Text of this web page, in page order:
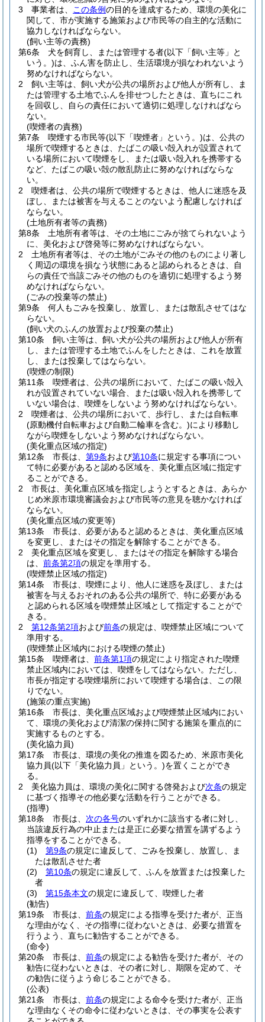
3
事業者は、 この条例の目的を達成するため、環境の美化に
関して、市が実施する施策および市民等の自主的な活動に
協力しなければならない。
(飼い主等の責務)
第6条
犬を飼育し、または管理する者(以下「飼い主等」と
いう。)は、ふん害を防止し、生活環境が損なわれないよう
努めなければならない。
2
飼い主等は、飼い犬が公共の場所および他人が所有し、ま
たは管理する土地でふんを排せつしたときは、直ちにこれ
を回収し、自らの責任において適切に処理しなければなら
ない。
(喫煙者の責務)
第7条
喫煙する市民等(以下「喫煙者」という。)は、公共の
場所で喫煙するときは、たばこの吸い殻入れが設置されて
いる場所において喫煙をし、または吸い殻入れを携帯する
など、たばこの吸い殻の散乱防止に努めなければならな
い。
2
喫煙者は、公共の場所で喫煙するときは、他人に迷惑を及
ぼし、または被害を与えることのないよう配慮しなければ
ならない。
(土地所有者等の責務)
第8条
土地所有者等は、その土地にごみが捨てられないよう
に、美化および啓発等に努めなければならない。
2
土地所有者等は、その土地がごみその他のものにより著し
く周辺の環境を損なう状態にあると認められるときは、自
らの責任で当該ごみその他のものを適切に処理するよう努
めなければならない。
(ごみの投棄等の禁止)
第9条
何人もごみを投棄し、放置し、または散乱させてはな
らない。
(飼い犬のふんの放置および投棄の禁止)
第10条
飼い主等は、飼い犬が公共の場所および他人が所有
し、または管理する土地でふんをしたときは、これを放置
し、または投棄してはならない。
(喫煙の制限)
第11条
喫煙者は、公共の場所において、たばこの吸い殻入
れが設置されていない場合、または吸い殻入れを携帯して
いない場合は、喫煙をしないよう努めなければならない。
2
喫煙者は、公共の場所において、歩行し、または自転車
(原動機付自転車および自動二輪車を含む。)により移動し
ながら喫煙をしないよう努めなければならない。
(美化重点区域の指定)
第12条
市長は、 第9条および第10条に規定する事項につい
て特に必要があると認める区域を、美化重点区域に指定す
ることができる。
2
市長は、美化重点区域を指定しようとするときは、あらか
じめ米原市環境審議会および市民等の意見を聴かなければ
ならない。
(美化重点区域の変更等)
第13条
市長は、必要があると認めるときは、美化重点区域
を変更し、またはその指定を解除することができる。
2
美化重点区域を変更し、またはその指定を解除する場合
は、 前条第2項の規定を準用する。
(喫煙禁止区域の指定)
第14条
市長は、喫煙により、他人に迷惑を及ぼし、または
被害を与えるおそれのある公共の場所で、特に必要がある
と認められる区域を喫煙禁止区域として指定することがで
きる。
2
第12条第2項および前条の規定は、喫煙禁止区域について
準用する。
(喫煙禁止区域内における喫煙の禁止)
第15条
喫煙者は、 前条第1項の規定により指定された喫煙
禁止区域内においては、喫煙をしてはならない。 ただし、
市長が指定する喫煙場所において喫煙する場合は、この限
りでない。
(施策の重点実施)
第16条
市長は、美化重点区域および喫煙禁止区域内におい
て、環境の美化および清潔の保持に関する施策を重点的に
実施するものとする。
(美化協力員)
第17条
市長は、環境の美化の推進を図るため、米原市美化
協力員(以下「美化協力員」という。)を置くことができ
る。
2
美化協力員は、環境の美化に関する啓発および次条の規定
に基づく指導その他必要な活動を行うことができる。
(指導)
第18条
市長は、 次の各号のいずれかに該当する者に対し、
当該違反行為の中止または是正に必要な措置を講ずるよう
指導をすることができる。
(1)
第9条の規定に違反して、ごみを投棄し、放置し、ま
たは散乱させた者
(2)
第10条の規定に違反して、ふんを放置または投棄した
者
(3)
第15条本文の規定に違反して、喫煙した者
(勧告)
第19条
市長は、 前条の規定による指導を受けた者が、正当
な理由がなく、その指導に従わないときは、必要な措置を
行うよう、直ちに勧告することができる。
(命令)
第20条
市長は、 前条の規定による勧告を受けた者が、その
勧告に従わないときは、その者に対し、期限を定めて、そ
の勧告に従うよう命じることができる。
(公表)
第21条
市長は、 前条の規定による命令を受けた者が、正当
な理由なくその命令に従わないときは、その事実を公表す